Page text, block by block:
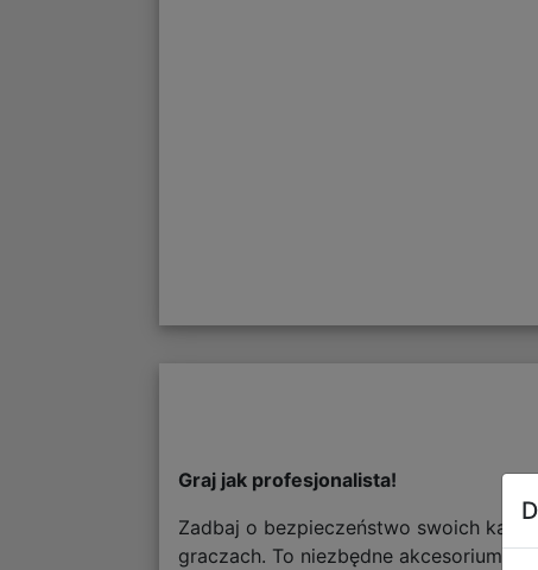
Graj jak profesjonalista!
Zadbaj o bezpieczeństwo swoich kart
graczach. To niezbędne akcesorium